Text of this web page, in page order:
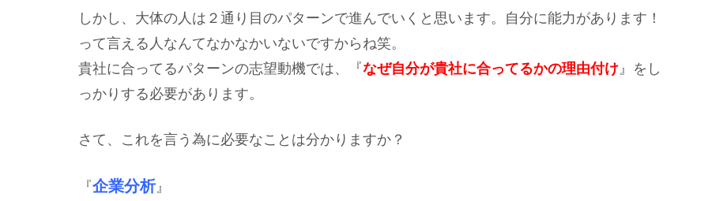
しかし、大体の人は２通り目のパターンで進んでいくと思います。自分に能力があります！
って言える人なんてなかなかいないですからね笑。
貴社に合ってるパターンの志望動機では、『なぜ自分が貴社に合ってるかの理由付け』をし
っかりする必要があります。
さて、これを言う為に必要なことは分かりますか？
『企業分析』